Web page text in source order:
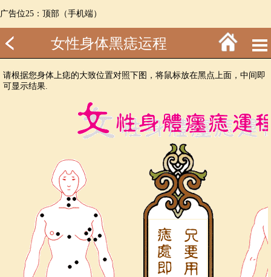
广告位25：顶部（手机端）
女性身体黑痣运程
请根据您身体上痣的大致位置对照下图，将鼠标放在黑点上面，中间即
可显示结果.